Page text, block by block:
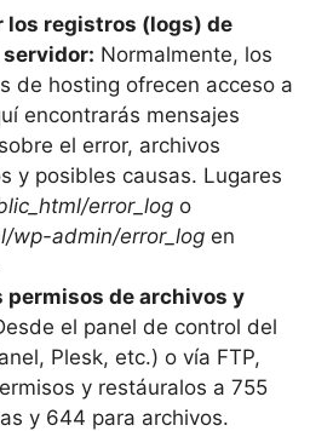
los registros (logs) de
Normalmente, los
de hosting ofrecen acceso a
encontrarás mensajes
el error, archivos
y posibles causas. Lugares
error_log o
wp-admin/error_log en
permisos de archivos y
el panel de control del
Plesk, etc.) o vía FTP,
y restáuralos a 755
y 644 para archivos.